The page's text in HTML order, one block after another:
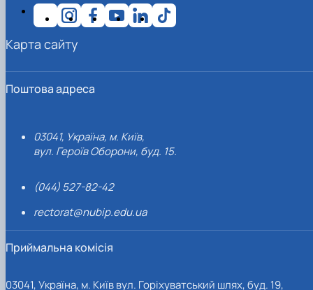
Поштова адреса
03041, Україна, м. Київ,
вул. Героїв Оборони, буд. 15.
(044) 527-82-42
rectorat@nubip.edu.ua
Приймальна комісія
03041, Україна, м. Київ вул. Горіхуватський шлях, буд. 19,
Карта сайту